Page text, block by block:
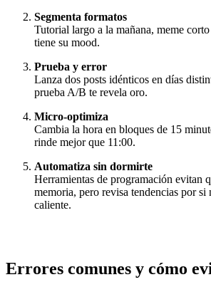
Segmenta formatos
Tutorial largo a la mañana, meme
tiene su mood.
Prueba y error
Lanza dos posts idénticos en días
prueba A/B te revela oro.
Micro‑optimiza
Cambia la hora en bloques de 15
rinde mejor que 11:00.
Automatiza sin dormirte
Herramientas de programación evitan
memoria, pero revisa tendencias por si
caliente.
Errores comunes y cómo